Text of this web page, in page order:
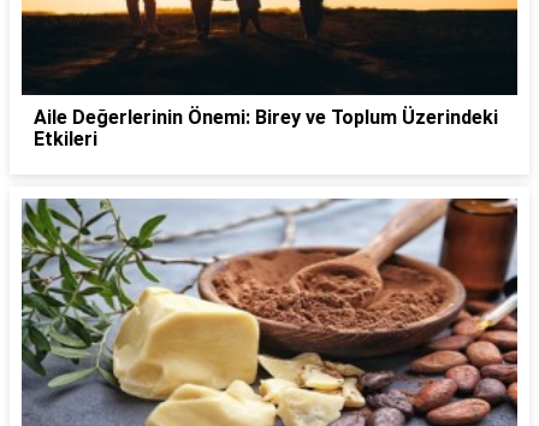
Aile Değerlerinin Önemi: Birey ve Toplum Üzerindeki
Etkileri